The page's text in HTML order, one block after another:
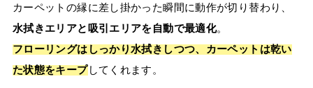
カーペットの縁に差し掛かった瞬間に動作が切り替わり、
水拭きエリアと吸引エリアを自動で最適化。
フローリングはしっかり水拭きしつつ、カーペットは乾い
た状態をキープしてくれます。